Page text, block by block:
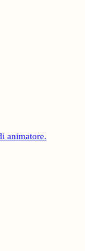
animatore.